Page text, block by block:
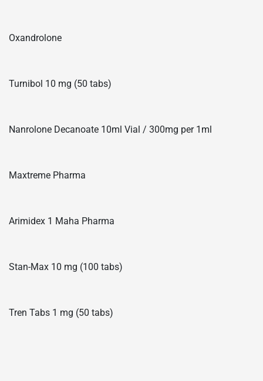
Oxandrolone
Turnibol 10 mg (50 tabs)
Nanrolone Decanoate 10ml Vial / 300mg per 1ml
Maxtreme Pharma
Arimidex 1 Maha Pharma
Stan-Max 10 mg (100 tabs)
Tren Tabs 1 mg (50 tabs)